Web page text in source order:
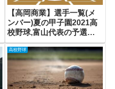
【高岡商業】選手一覧(メ
ンバー)夏の甲子園2021高
校野球,富山代表の予選結
果まとめ
高校野球